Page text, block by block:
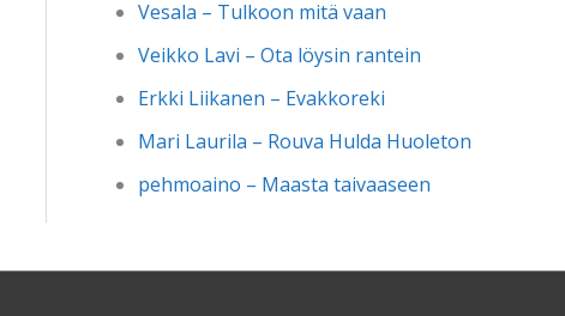
Vesala – Tulkoon mitä vaan
Veikko Lavi – Ota löysin rantein
Erkki Liikanen – Evakkoreki
Mari Laurila – Rouva Hulda Huoleton
pehmoaino – Maasta taivaaseen